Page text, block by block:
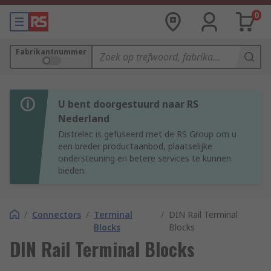
0
Fabrikantnummer
U bent doorgestuurd naar RS
Nederland
Distrelec is gefuseerd met de RS Group om u
een breder productaanbod, plaatselijke
ondersteuning en betere services te kunnen
bieden.
/ Connectors / Terminal
Blocks
/ DIN Rail Terminal
Blocks
DIN Rail Terminal Blocks